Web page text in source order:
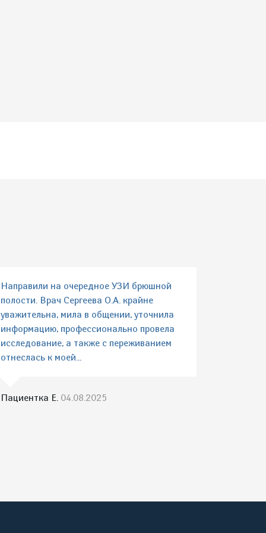
Направили на очередное УЗИ брюшной
полости. Врач Сергеева О.А. крайне
уважительна, мила в общении, уточнила
информацию, профессионально провела
исследование, а также с переживанием
отнеслась к моей...
Пациентка Е. 04.08.2025